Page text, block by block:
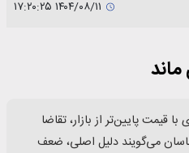
قیمت پایین‌تر از بازار، تقاضا
می‌گویند دلیل اصلی، ضعف